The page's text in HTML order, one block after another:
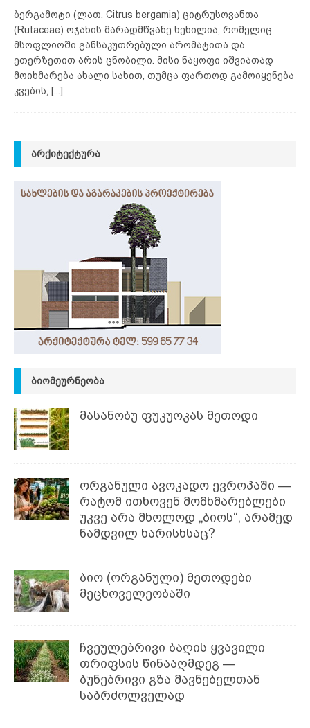
ბერგამოტი (ლათ. Citrus bergamia) ციტრუსოვანთა
(Rutaceae) ოჯახის მარადმწვანე ხეხილია, რომელიც
მსოფლიოში განსაკუთრებული არომატითა და
ეთერზეთით არის ცნობილი. მისი ნაყოფი იშვიათად
მოიხმარება ახალი სახით, თუმცა ფართოდ გამოიყენება
კვების, [...]
ᲐᲠᲥᲘᲢᲔᲥᲢᲣᲠᲐ
ᲑᲘᲝᲛᲔᲣᲠᲜᲔᲝᲑᲐ
მასანობუ ფუკუოკას მეთოდი
ორგანული ავოკადო ევროპაში —
რატომ ითხოვენ მომხმარებლები
უკვე არა მხოლოდ „ბიოს“, არამედ
ნამდვილ ხარისხსაც?
ბიო (ორგანული) მეთოდები
მეცხოველეობაში
ჩვეულებრივი ბაღის ყვავილი
თრიფსის წინააღმდეგ —
ბუნებრივი გზა მავნებელთან
საბრძოლველად